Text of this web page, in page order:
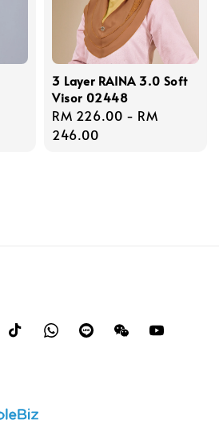
3 Layer RAINA 3.0 Soft
Visor 02448
Regular
price
RM 226.00 - RM
246.00